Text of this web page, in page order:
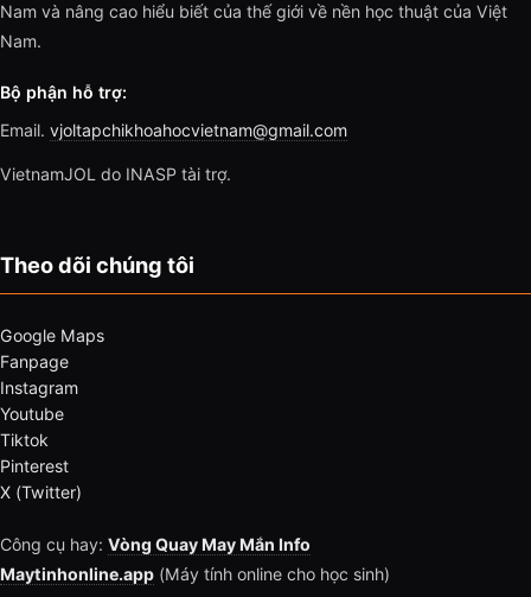
Nam và nâng cao hiểu biết của thế giới về nền học thuật của Việt
Nam.
Bộ phận hỗ trợ:
Email. vjoltapchikhoahocvietnam@gmail.com
VietnamJOL do INASP tài trợ.
Theo dõi chúng tôi
Google Maps
Fanpage
Instagram
Youtube
Tiktok
Pinterest
X (Twitter)
Công cụ hay: Vòng Quay May Mắn Info
Maytinhonline.app (Máy tính online cho học sinh)